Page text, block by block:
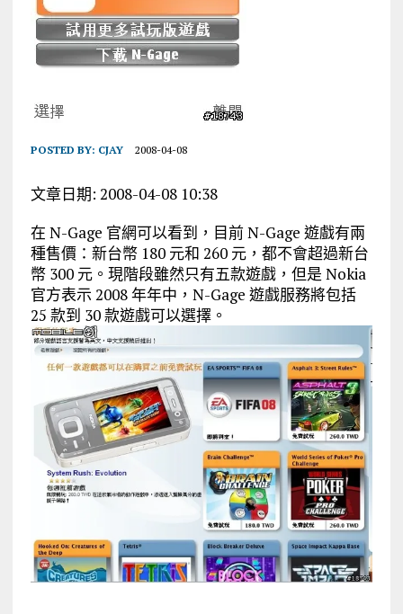
POSTED BY: CJAY 2008-04-08
文章日期: 2008-04-08 10:38
在 N-Gage 官網可以看到，目前 N-Gage 遊戲有兩
種售價：新台幣 180 元和 260 元，都不會超過新台
幣 300 元。現階段雖然只有五款遊戲，但是 Nokia
官方表示 2008 年年中，N-Gage 遊戲服務將包括
25 款到 30 款遊戲可以選擇。